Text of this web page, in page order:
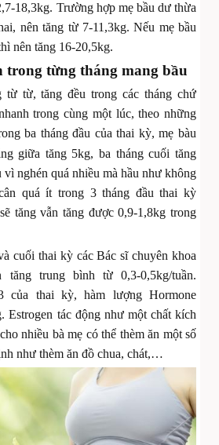
18,3kg. Trường hợp mẹ bầu dư thừa
nên tăng từ 7-11,3kg. Nếu mẹ bầu
nên tăng 16-20,5kg.
trong từng tháng mang bầu
từ từ, tăng đều trong các tháng chứ
trong cùng một lúc, theo những
ba tháng đầu của thai kỳ, mẹ bàu
giữa tăng 5kg, ba tháng cuối tăng
vì nghén quá nhiều mà hầu như không
quá ít trong 3 tháng đầu thai kỳ
tăng vẫn tăng được 0,9-1,8kg trong
cuối thai kỳ các Bác sĩ chuyên khoa
tăng trung bình từ 0,3-0,5kg/tuần.
của thai kỳ, hàm lượng Hormone
Estrogen tác động như một chất kích
nhiều bà mẹ có thể thèm ăn một số
như thèm ăn đồ chua, chát,…